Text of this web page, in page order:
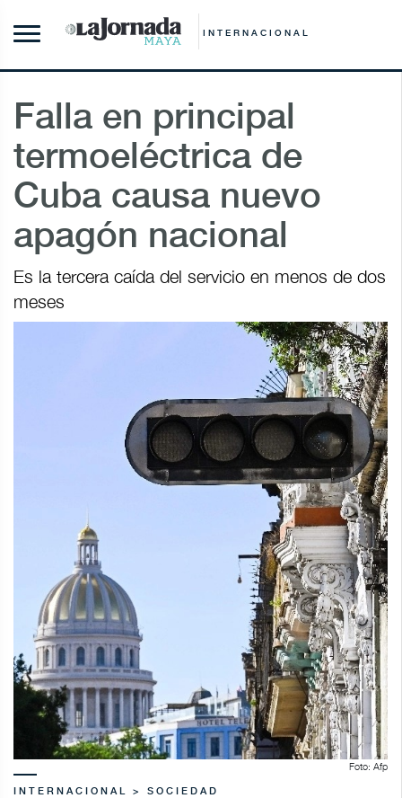
INTERNACIONAL
Falla en principal
termoeléctrica de
Cuba causa nuevo
apagón nacional
Es la tercera caída del servicio en menos de dos
meses
Foto: Afp
INTERNACIONAL > SOCIEDAD